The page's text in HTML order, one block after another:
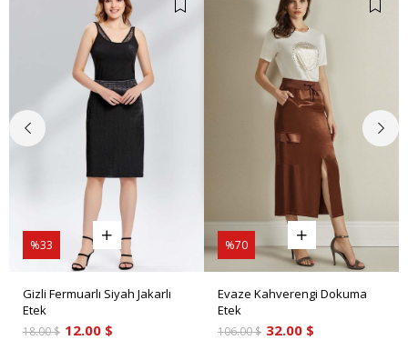
Gizli Fermuarlı Siyah Jakarlı
Etek
12.00 $
18.00 $
%33
Evaze Kahverengi Dokuma
Etek
32.00 $
106.00 $
%70